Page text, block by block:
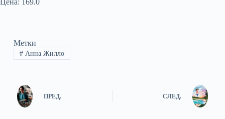
Метки
#Анна Жилло
ПРЕД. СЛЕД.